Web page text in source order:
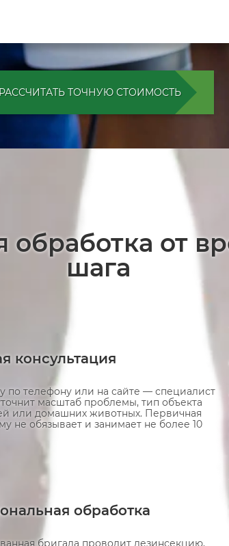
РАССЧИТАТЬ ТОЧНУЮ СТОИМОСТЬ
обработка от
шага
консультация
по телефону или на сайте — специалист
масштаб проблемы, тип объекта
или домашних животных. Первичная
не обязывает и занимает не более 10
обработка
бригада проводит дезинсекцию,